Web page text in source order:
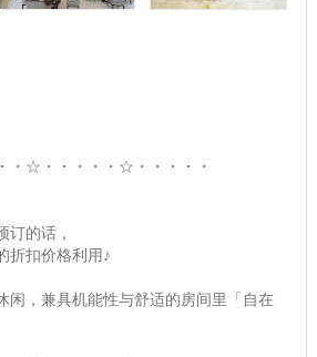
・☆・・・・・☆・・・・・
订的话，
价格利用♪
闲，兼具机能性与舒适的房间里「自在